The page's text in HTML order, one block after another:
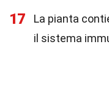
17
La pianta
il sistema